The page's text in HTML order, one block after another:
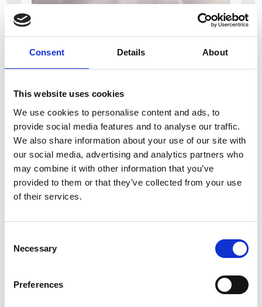
Consent Details About
This website uses cookies
We use cookies to personalise content and ads, to
provide social media features and to analyse our traffic.
We also share information about your use of our site with
our social media, advertising and analytics partners who
may combine it with other information that you’ve
provided to them or that they’ve collected from your use
of their services.
Selection
Necessary
Preferences
Modifica del’utilizzo del gettito dai permessi a
emettere
Repubblica Ceca